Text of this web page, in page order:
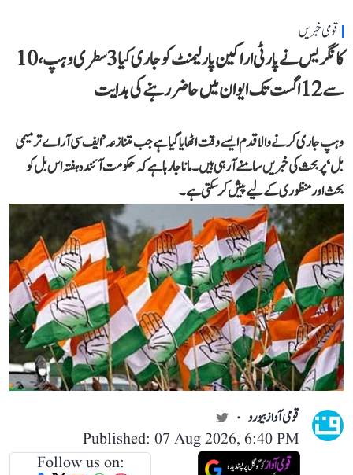
قومی خبریں
کانگریس نے پارٹی اراکین پارلیمنٹ کو جاری کیا 3 سطری وہپ، 10
سے 12 اگست تک ایوان میں حاضر رہنے کی ہدایت
وہپ جاری کرنے والا قدم ایسے وقت اٹھایا گیا ہے جب متنازعہ ’ایف سی آر اے ترمیمی
بل‘ پر بحث کی خبریں سامنے آ رہی ہیں۔ مانا جا رہا ہے کہ حکومت آئندہ ہفتہ اس بل کو
بحث اور منظوری کے لیے پیش کر سکتی ہے۔
قومی آواز بیورو
Published: 07 Aug 2026, 6:40 PM
Follow us on: